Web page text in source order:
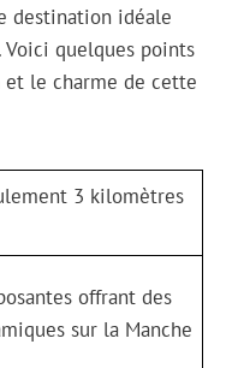
destination idéale
quelques points
le charme de cette
3 kilomètres
offrant des
sur la Manche